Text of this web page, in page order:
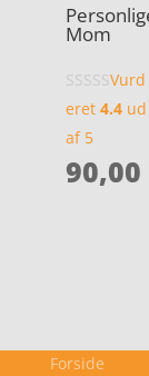
Mom
Vurd
eret 4.4ud
af 5
90,00
Forside